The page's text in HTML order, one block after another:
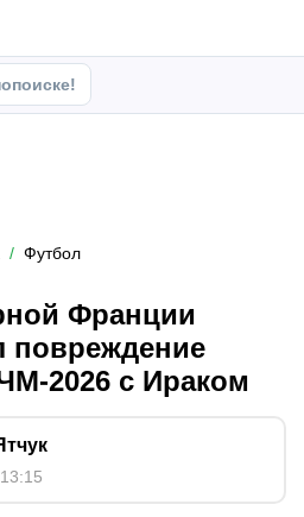
Футбол
Франции
повреждение
2026 с Ираком
13:15